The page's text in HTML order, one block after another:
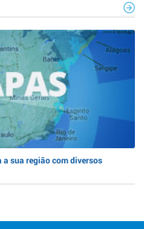
a sua região com diversos